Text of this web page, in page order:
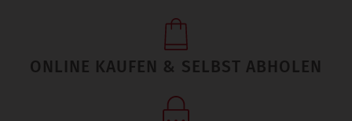
ONLINE KAUFEN & SELBST ABHOLEN